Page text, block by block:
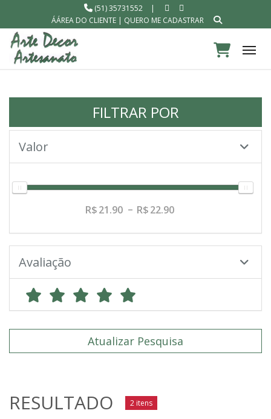
(51) 35731552
|
ÁÁREA DO CLIENTE| QUERO ME CADASTRAR
FILTRAR POR
Valor
21.90 22.90
Avaliação
Atualizar Pesquisa
RESULTADO 2 itens